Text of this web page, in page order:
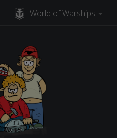
World of Warships